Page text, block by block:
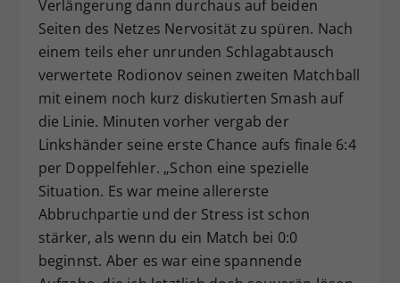
Verlängerung dann durchaus auf beiden
Seiten des Netzes Nervosität zu spüren. Nach
einem teils eher unrunden Schlagabtausch
verwertete Rodionov seinen zweiten Matchball
mit einem noch kurz diskutierten Smash auf
die Linie. Minuten vorher vergab der
Linkshänder seine erste Chance aufs finale 6:4
per Doppelfehler. „Schon eine spezielle
Situation. Es war meine allererste
Abbruchpartie und der Stress ist schon
stärker, als wenn du ein Match bei 0:0
beginnst. Aber es war eine spannende